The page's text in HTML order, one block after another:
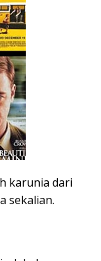
karunia dari
sekalian.